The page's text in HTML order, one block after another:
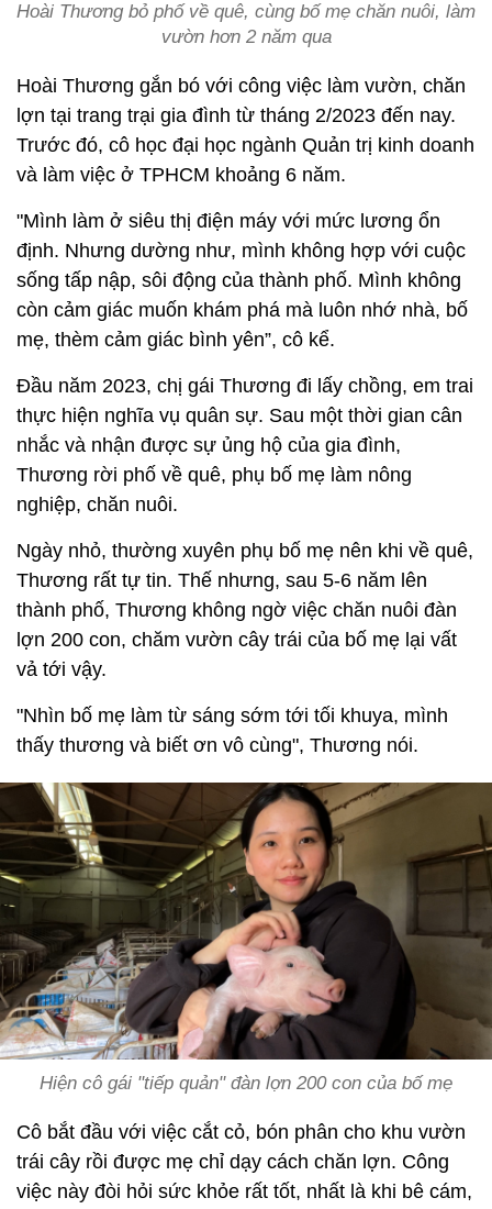
Hoài Thương bỏ phố về quê, cùng bố mẹ chăn nuôi, làm
vườn hơn 2 năm qua
Hoài Thương gắn bó với công việc làm vườn, chăn
lợn tại trang trại gia đình từ tháng 2/2023 đến nay.
Trước đó, cô học đại học ngành Quản trị kinh doanh
và làm việc ở TPHCM khoảng 6 năm.
"Mình làm ở siêu thị điện máy với mức lương ổn
định. Nhưng dường như, mình không hợp với cuộc
sống tấp nập, sôi động của thành phố. Mình không
còn cảm giác muốn khám phá mà luôn nhớ nhà, bố
mẹ, thèm cảm giác bình yên”, cô kể.
Đầu năm 2023, chị gái Thương đi lấy chồng, em trai
thực hiện nghĩa vụ quân sự. Sau một thời gian cân
nhắc và nhận được sự ủng hộ của gia đình,
Thương rời phố về quê, phụ bố mẹ làm nông
nghiệp, chăn nuôi.
Ngày nhỏ, thường xuyên phụ bố mẹ nên khi về quê,
Thương rất tự tin. Thế nhưng, sau 5-6 năm lên
thành phố, Thương không ngờ việc chăn nuôi đàn
lợn 200 con, chăm vườn cây trái của bố mẹ lại vất
vả tới vậy.
"Nhìn bố mẹ làm từ sáng sớm tới tối khuya, mình
thấy thương và biết ơn vô cùng", Thương nói.
Hiện cô gái "tiếp quản" đàn lợn 200 con của bố mẹ
Cô bắt đầu với việc cắt cỏ, bón phân cho khu vườn
trái cây rồi được mẹ chỉ dạy cách chăn lợn. Công
việc này đòi hỏi sức khỏe rất tốt, nhất là khi bê cám,